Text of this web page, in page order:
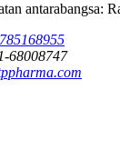
antarabangsa:
68008747